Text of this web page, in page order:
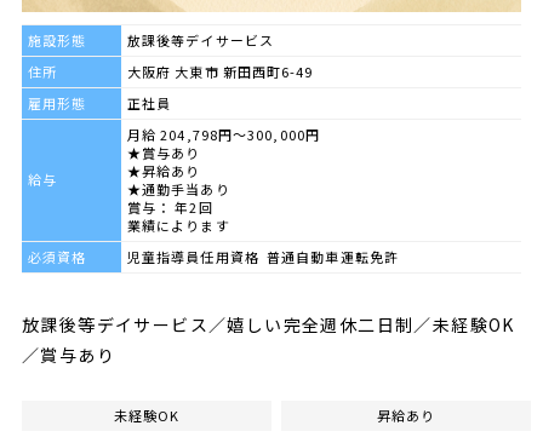
施設形態
放課後等デイサービス
住所
大阪府 大東市 新田西町6-49
雇用形態
正社員
給与
月給 204,798円～300,000円
★賞与あり
★昇給あり
★通勤手当あり
賞与： 年2回
業績によります
必須資格
児童指導員任用資格 普通自動車運転免許
放課後等デイサービス／嬉しい完全週休二日制／未経験OK
／賞与あり
未経験OK 昇給あり